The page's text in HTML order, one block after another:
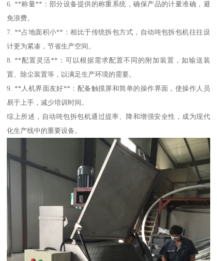
6. **称量**：部分设备提供的称重系统，确保产品的计量准确，避
免浪费。
7. **占地面积小**：相比于传统拆包方式，自动吨包拆包机往往设
计更为紧凑，节省生产空间。
8. **配置灵活**：可以根据需求配置不同的附加装置，如输送装
置、除尘装置等，以满足生产环境的需要。
9. **人机界面友好**：配备触摸屏和简单的操作界面，使操作人员
易于上手，减少培训时间。
综上所述，自动吨包拆包机通过提率、降和增强安全性，成为现代
化生产线中的重要设备。